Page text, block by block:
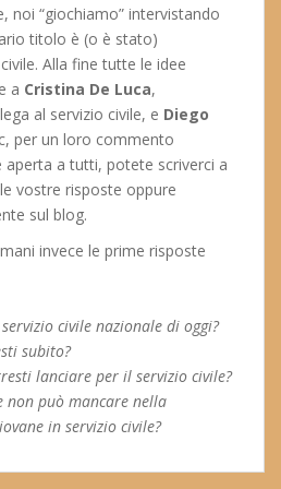
noi “giochiamo” intervistando
titolo è (o è stato)
Alla fine tutte le idee
a Cristina De Luca,
al servizio civile, e Diego
per un loro commento
aperta a tutti, potete scriverci a
vostre risposte oppure
sul blog.
invece le prime risposte
civile nazionale di oggi?
subito?
lanciare per il servizio civile?
non può mancare nella
in servizio civile?